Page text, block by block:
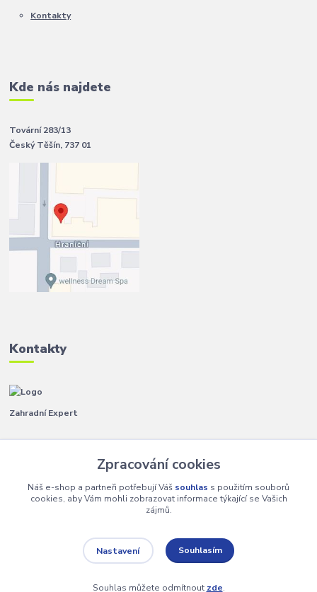
Kontakty
Kde nás najdete
Tovární 283/13
Český Těšín, 737 01
Kontakty
Zahradní Expert
info@zahradniexpert.cz
Zpracování cookies
Náš e-shop a partneři potřebují Váš souhlas s použitím souborů
cookies, aby Vám mohli zobrazovat informace týkající se Vašich
zájmů.
Nastavení Souhlasím
Souhlas můžete odmítnout zde.